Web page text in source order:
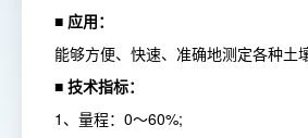
■ 应用：
能够方便、快速、准确地测定各种土
■ 技术指标：
1、量程：0～60%;